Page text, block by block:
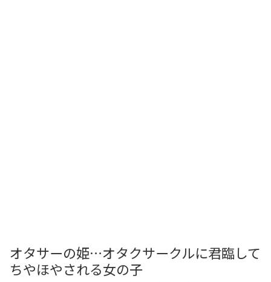
オタサーの姫…オタクサークルに君臨して
ちやほやされる女の子